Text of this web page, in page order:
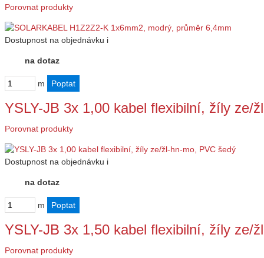
Porovnat produkty
Dostupnost na objednávku i
na dotaz
m
YSLY-JB 3x 1,00 kabel flexibilní, žíly ze/
Porovnat produkty
Dostupnost na objednávku i
na dotaz
m
YSLY-JB 3x 1,50 kabel flexibilní, žíly ze/
Porovnat produkty